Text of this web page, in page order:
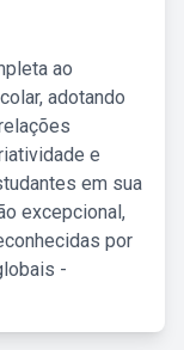
ao
adotando
e
em sua
excepcional,
por
-